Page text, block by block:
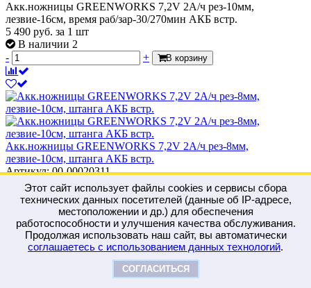
Акк.ножницы GREENWORKS 7,2V 2А/ч рез-10мм,
лезвие-16см, время раб/зар-30/270мин АКБ встр.
5 490 руб. за 1 шт
В наличии 2
-
+ В корзину
Акк.ножницы GREENWORKS 7,2V 2А/ч рез-8мм,
лезвие-10см, штанга АКБ встр.
Артикул: 00-00020311
Акк.ножницы GREENWORKS 7,2V 2А/ч рез-8мм,
лезвие-10см, штанга АКБ встр.
Этот сайт использует файлы cookies и сервисы сбора
технических данных посетителей (данные об IP-адресе,
местоположении и др.) для обеспечения
работоспособности и улучшения качества обслуживания.
Продолжая использовать наш сайт, вы автоматически
соглашаетесь с использованием данных технологий.
СОГЛАСИТЬСЯ